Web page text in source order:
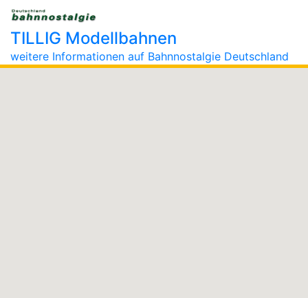
TILLIG Modellbahnen
weitere Informationen auf Bahnnostalgie Deutschland